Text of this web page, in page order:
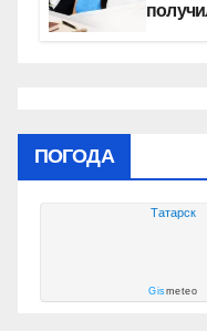
ПОГОДА
Татарск
Gismeteo